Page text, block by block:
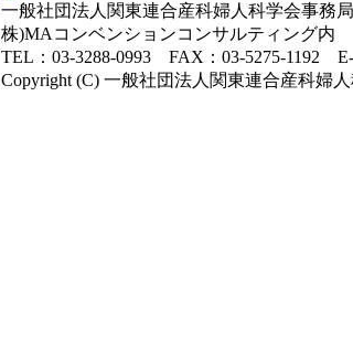
一般社団法人関東連合産科婦人科学会事務
株)MAコンベンションコンサルティング内
TEL：03-3288-0993 FAX：03-5275-1192 E-
Copyright (C) 一般社団法人関東連合産科婦